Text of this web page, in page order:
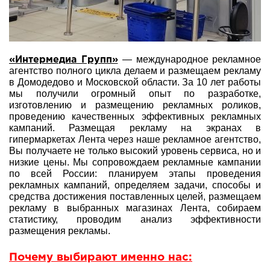
«Интермедиа Групп» — международное рекламное
агентство полного цикла делаем и размещаем рекламу
в Домодедово и Московской области. За 10 лет работы
мы получили огромный опыт по разработке,
изготовлению и размещению рекламных роликов,
проведению качественных эффективных рекламных
кампаний. Размещая рекламу на экранах в
гипермаркетах Лента через наше рекламное агентство,
Вы получаете не только высокий уровень сервиса, но и
низкие цены. Мы сопровождаем рекламные кампании
по всей России: планируем этапы проведения
рекламных кампаний, определяем задачи, способы и
средства достижения поставленных целей, размещаем
рекламу в выбранных магазинах Лента, собираем
статистику, проводим анализ эффективности
размещения рекламы.
Почему выбирают именно нас: